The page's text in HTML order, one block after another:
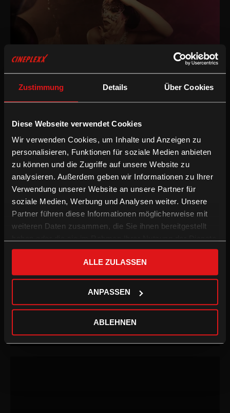
Zustimmung Details Über Cookies
Diese Webseite verwendet Cookies
Wir verwenden Cookies, um Inhalte und Anzeigen zu
personalisieren, Funktionen für soziale Medien anbieten
zu können und die Zugriffe auf unsere Website zu
analysieren. Außerdem geben wir Informationen zu Ihrer
Verwendung unserer Website an unsere Partner für
soziale Medien, Werbung und Analysen weiter. Unsere
Partner führen diese Informationen möglicherweise mit
weiteren Daten zusammen, die Sie ihnen bereitgestellt
gesammelt haben.
ALLE ZULASSEN
ANPASSEN
ABLEHNEN
Phaidros
*The Happy Film